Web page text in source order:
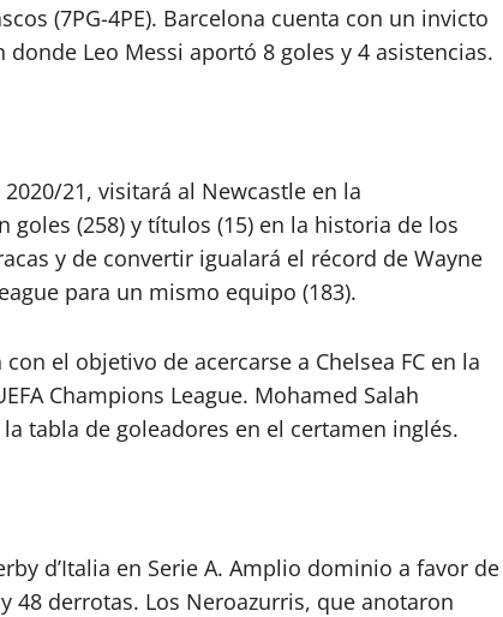
(7PG-4PE). Barcelona cuenta con un invicto
donde Leo Messi aportó 8 goles y 4 asistencias.
21, visitará al Newcastle en la
(258) y títulos (15) en la historia de los
y de convertir igualará el récord de Wayne
para un mismo equipo (183).
el objetivo de acercarse a Chelsea FC en la
Champions League. Mohamed Salah
tabla de goleadores en el certamen inglés.
d’Italia en Serie A. Amplio dominio a favor de
48 derrotas. Los Neroazurris, que anotaron